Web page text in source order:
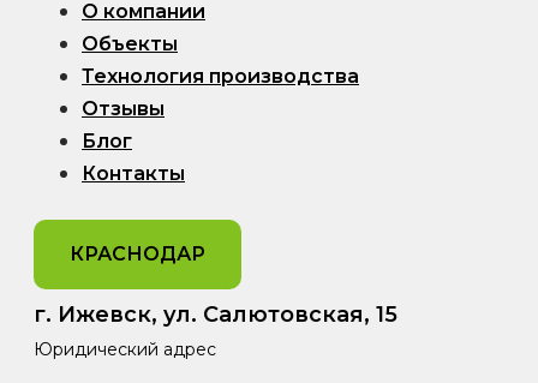
О компании
Объекты
Технология производства
Отзывы
Блог
Контакты
КРАСНОДАР
г. Ижевск, ул. Салютовская, 15
Юридический адрес